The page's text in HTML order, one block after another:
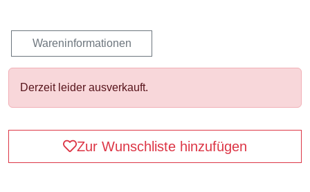
Wareninformationen
Derzeit leider ausverkauft.
Zur Wunschliste hinzufügen